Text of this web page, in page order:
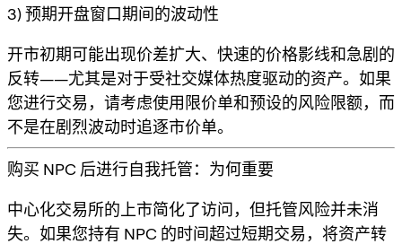
3) 预期开盘窗口期间的波动性
开市初期可能出现价差扩大、快速的价格影线和急剧的
反转——尤其是对于受社交媒体热度驱动的资产。如果
您进行交易，请考虑使用限价单和预设的风险限额，而
不是在剧烈波动时追逐市价单。
购买 NPC 后进行自我托管：为何重要
中心化交易所的上市简化了访问，但托管风险并未消
失。如果您持有 NPC 的时间超过短期交易，将资产转